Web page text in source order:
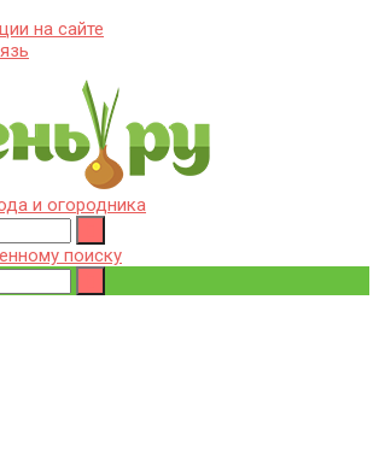
на сайте
земледелие, фермерство и
земледелия, фермерства и
культур, сбор и хранение урожая.
деревьями и кустами. Полезные
садоводам
и огородника
поиску